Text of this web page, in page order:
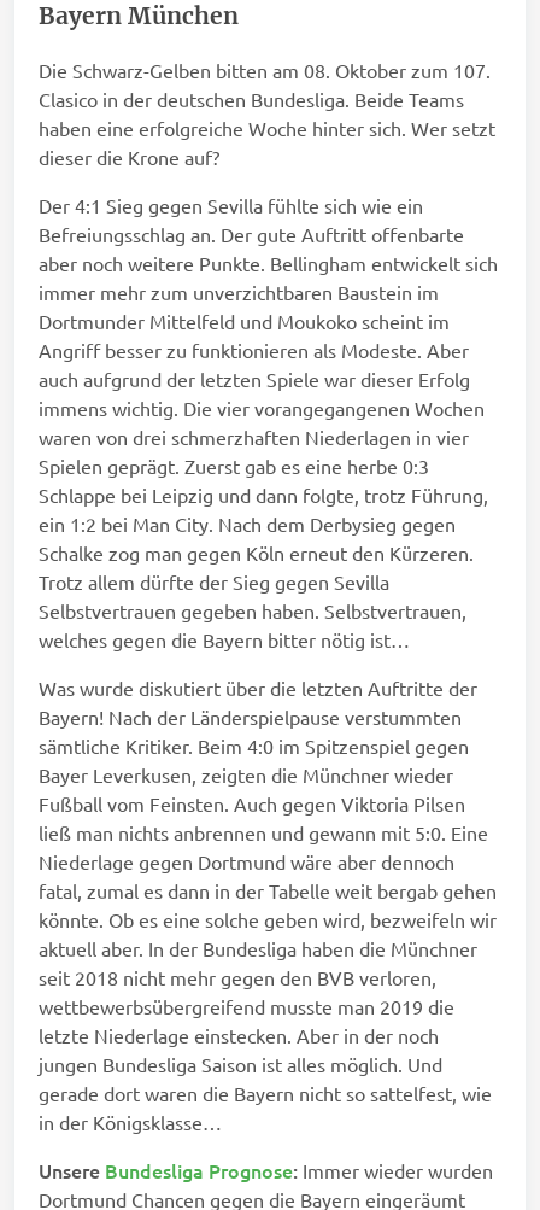
Bayern München
Die Schwarz-Gelben bitten am 08. Oktober zum 107.
Clasico in der deutschen Bundesliga. Beide Teams
haben eine erfolgreiche Woche hinter sich. Wer setzt
dieser die Krone auf?
Der 4:1 Sieg gegen Sevilla fühlte sich wie ein
Befreiungsschlag an. Der gute Auftritt offenbarte
aber noch weitere Punkte. Bellingham entwickelt sich
immer mehr zum unverzichtbaren Baustein im
Dortmunder Mittelfeld und Moukoko scheint im
Angriff besser zu funktionieren als Modeste. Aber
auch aufgrund der letzten Spiele war dieser Erfolg
immens wichtig. Die vier vorangegangenen Wochen
waren von drei schmerzhaften Niederlagen in vier
Spielen geprägt. Zuerst gab es eine herbe 0:3
Schlappe bei Leipzig und dann folgte, trotz Führung,
ein 1:2 bei Man City. Nach dem Derbysieg gegen
Schalke zog man gegen Köln erneut den Kürzeren.
Trotz allem dürfte der Sieg gegen Sevilla
Selbstvertrauen gegeben haben. Selbstvertrauen,
welches gegen die Bayern bitter nötig ist…
Was wurde diskutiert über die letzten Auftritte der
Bayern! Nach der Länderspielpause verstummten
sämtliche Kritiker. Beim 4:0 im Spitzenspiel gegen
Bayer Leverkusen, zeigten die Münchner wieder
Fußball vom Feinsten. Auch gegen Viktoria Pilsen
ließ man nichts anbrennen und gewann mit 5:0. Eine
Niederlage gegen Dortmund wäre aber dennoch
fatal, zumal es dann in der Tabelle weit bergab gehen
könnte. Ob es eine solche geben wird, bezweifeln wir
aktuell aber. In der Bundesliga haben die Münchner
seit 2018 nicht mehr gegen den BVB verloren,
wettbewerbsübergreifend musste man 2019 die
letzte Niederlage einstecken. Aber in der noch
jungen Bundesliga Saison ist alles möglich. Und
gerade dort waren die Bayern nicht so sattelfest, wie
in der Königsklasse…
Unsere Bundesliga Prognose: Immer wieder wurden
Dortmund Chancen gegen die Bayern eingeräumt